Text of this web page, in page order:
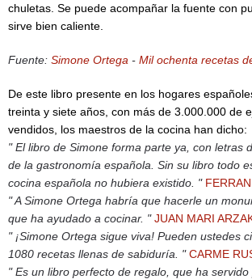
chuletas. Se puede acompañar la fuente con
sirve bien caliente.
Fuente: Simone Ortega - Mil ochenta recetas
De este libro presente en los hogares
treinta y siete años, con más de 3.000.000 de
vendidos, los maestros de la cocina han dicho:
" El libro de Simone forma parte ya, con letras
de la gastronomía española. Sin su libro todo
cocina española no hubiera existido. "
" A Simone Ortega habría que hacerle un
que ha ayudado a cocinar. " JUAN MARI
" ¡Simone Ortega sigue viva! Pueden ustedes
1080 recetas llenas de sabiduría. " CARME
" Es un libro perfecto de regalo, que ha